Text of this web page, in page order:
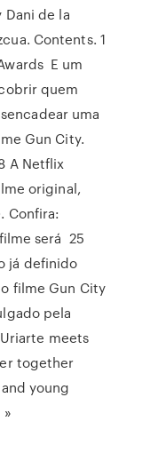
de la
Contents. 1
E um
quem
uma
Gun City.
A Netflix
original,
Confira:
será 25
já definido
filme Gun City
pela
meets
together
young